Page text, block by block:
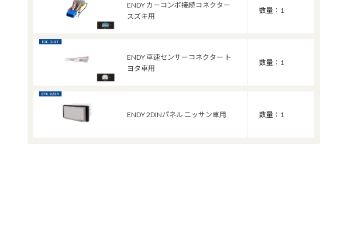
ENDY カーコンポ接続コネクター
スズキ用
数量：1
ENDY 車速センサーコネクター ト
ヨタ車用
数量：1
ENDY 2DINパネル ニッサン車用 数量：1